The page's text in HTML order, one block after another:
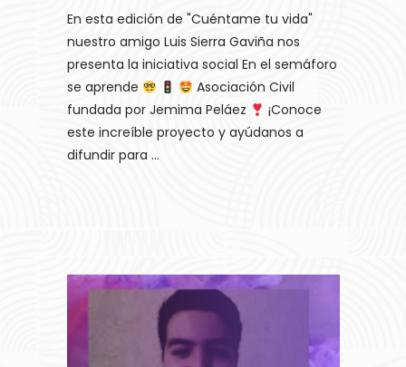
En esta edición de "Cuéntame tu vida"
nuestro amigo Luis Sierra Gaviña nos
presenta la iniciativa social En el semáforo
se aprende
Asociación Civil
fundada por Jemima Peláez
¡Conoce
este increíble proyecto y ayúdanos a
difundir para